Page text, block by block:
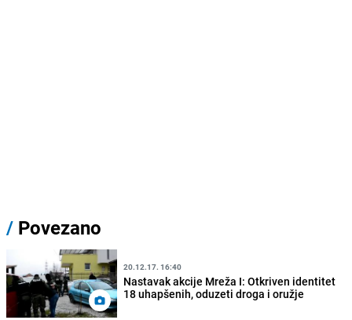
/ Povezano
20.12.17. 16:40
Nastavak akcije Mreža I: Otkriven identitet
18 uhapšenih, oduzeti droga i oružje